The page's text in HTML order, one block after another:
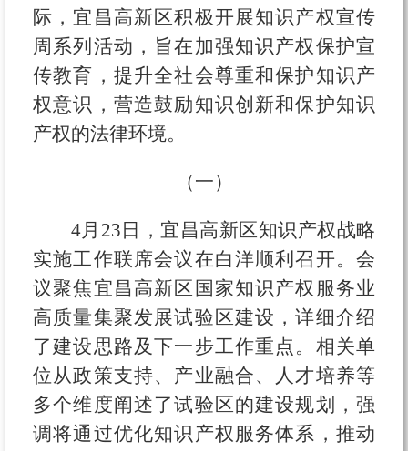
际，宜昌高新区积极开展知识产权宣传
周系列活动，旨在加强知识产权保护宣
传教育，提升全社会尊重和保护知识产
权意识，营造鼓励知识创新和保护知识
产权的法律环境。
（一）
4月23日，宜昌高新区知识产权战略
实施工作联席会议在白洋顺利召开。会
议聚焦宜昌高新区国家知识产权服务业
高质量集聚发展试验区建设，详细介绍
了建设思路及下一步工作重点。相关单
位从政策支持、产业融合、人才培养等
多个维度阐述了试验区的建设规划，强
调将通过优化知识产权服务体系，推动